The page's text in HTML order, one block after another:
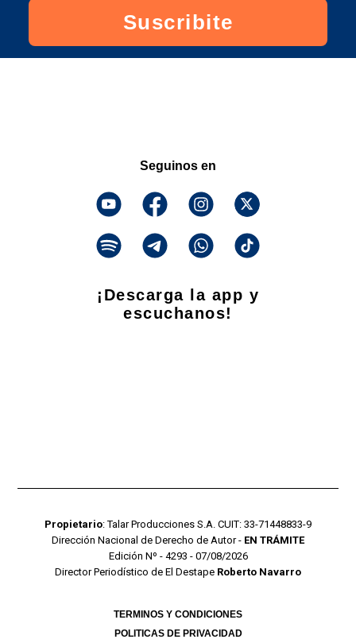
Suscribite
Seguinos en
¡Descarga la app y
escuchanos!
Propietario: Talar Producciones S.A. CUIT: 33-71448833-9
Dirección Nacional de Derecho de Autor - EN TRÁMITE
Edición Nº - 4293 - 07/08/2026
Director Periodístico de El Destape Roberto Navarro
TERMINOS Y CONDICIONES
POLITICAS DE PRIVACIDAD